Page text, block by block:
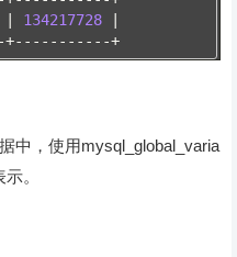
134217728
+
中，使用mysql_global_varia
。